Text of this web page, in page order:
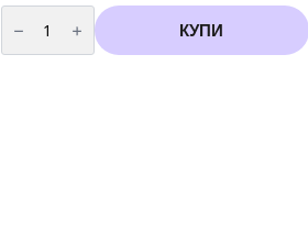
количество
за
Фолиев
балон
КУПИ